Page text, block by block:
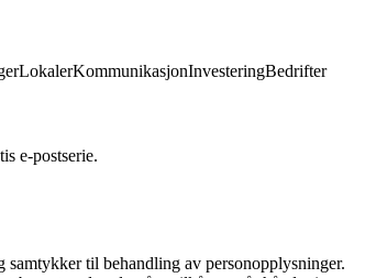
LokalerKommunikasjonInvesteringBedrifter
e-postserie.
samtykker til behandling av personopplysninger.